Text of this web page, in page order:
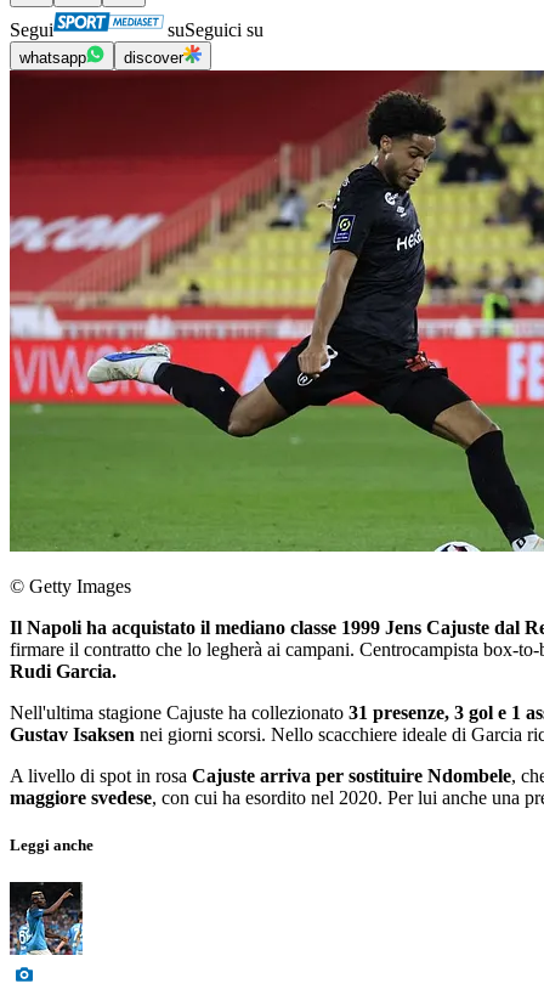
Segui suSeguici su
whatsapp discover
© Getty Images
Il Napoli ha acquistato il mediano classe 1999 Jens Cajuste dal
firmare il contratto che lo legherà ai campani. Centrocampista box-
Rudi Garcia.
Nell'ultima stagione Cajuste ha collezionato 31 presenze, 3 gol e 1
Gustav Isaksen nei giorni scorsi. Nello scacchiere ideale di Garcia
A livello di spot in rosa Cajuste arriva per sostituire Ndombele,
maggiore svedese, con cui ha esordito nel 2020. Per lui anche una
Leggi anche